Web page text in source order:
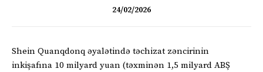
24/02/2026
Shein Quanqdonq əyalətində təchizat zəncirinin
inkişafına 10 milyard yuan (təxminən 1,5 milyard ABŞ